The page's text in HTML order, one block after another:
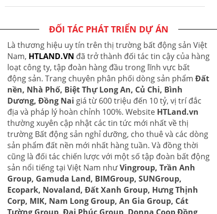
ĐỐI TÁC PHÁT TRIỂN DỰ ÁN
Là thương hiệu uy tín trên thị trường bất động sản Việt
Nam, HTLAND.VN đã trở thành đối tác tin cậy của hàng
loạt công ty, tập đoàn hàng đầu trong lĩnh vực bất
động sản. Trang chuyên phân phối dòng sản phẩm Đất
nền, Nhà Phố, Biệt Thự Long An, Củ Chi, Bình
Dương, Đồng Nai giá từ 600 triệu đến 10 tỷ, vị trí đắc
địa và pháp lý hoàn chỉnh 100%. Website HTLand.vn
thường xuyên cập nhật các tin tức mới nhất về thị
trường Bất động sản nghỉ dưỡng, cho thuê và các dòng
sản phẩm đất nền mới nhất hàng tuần. Và đồng thời
cũng là đối tác chiến lược với một số tập đoàn bất động
sản nổi tiếng tại Việt Nam nhưVingroup, Trần Anh
Group, Gamuda Land, BIMGroup, SUNGroup,
Ecopark, Novaland, Đất Xanh Group, Hưng Thịnh
Corp, MIK, Nam Long Group, An Gia Group, Cát